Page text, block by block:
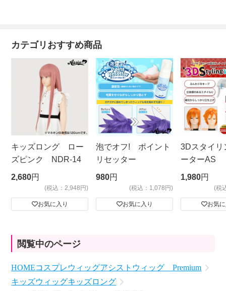
カテゴリおすすめ商品
キッズロング ロー
ズピンク NDR-14
2,680円
(税込：2,948円)
お気に入り
泡でオフ! ポイント
リセッター
980円
(税込：1,078円)
お気に入り
3Dスタイリ
ーターAS
ビッグサイ
1,980円
(税
お気
閲覧中のページ
HOMEコスプレウィッグアシストウィッグ Premium
キッズウィッグキッズロング